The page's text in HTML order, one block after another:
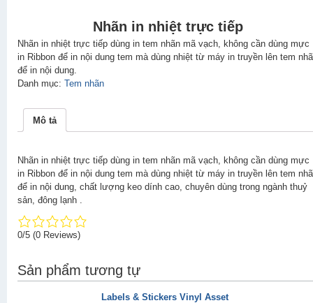
Nhãn in nhiệt trực tiếp
Nhãn in nhiệt trực tiếp dùng in tem nhãn mã vạch, không cần dùng mực
in Ribbon để in nội dung tem mà dùng nhiệt từ máy in truyền lên tem
để in nội dung.
Danh mục: Tem nhãn
Mô tả
Nhãn in nhiệt trực tiếp dùng in tem nhãn mã vạch, không cần dùng mực
in Ribbon để in nội dung tem mà dùng nhiệt từ máy in truyền lên tem
để in nội dung, chất lượng keo dính cao, chuyên dùng trong ngành thuỷ
sản, đông lạnh .
0/5 (0 Reviews)
Sản phẩm tương tự
Labels & Stickers Vinyl Asset